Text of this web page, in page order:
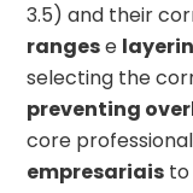
3.5) and their
rangese
selecting the
preventing
core
empresariais to